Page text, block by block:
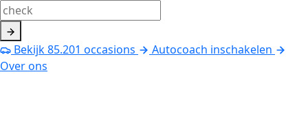
Bekijk85.201 occasions
Autocoach inschakelen
Over ons